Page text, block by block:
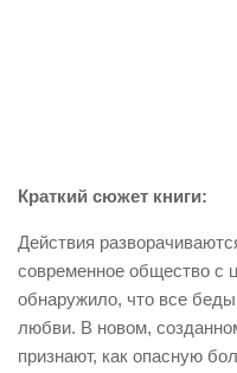
Краткий сюжет книги:
Действия
современное общество с
обнаружило, что все
любви. В новом,
признают, как опасную